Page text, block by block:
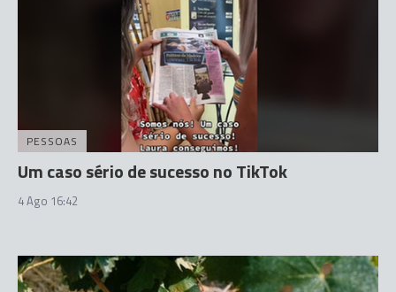
PESSOAS
Um caso sério de sucesso no TikTok
4 Ago 16:42